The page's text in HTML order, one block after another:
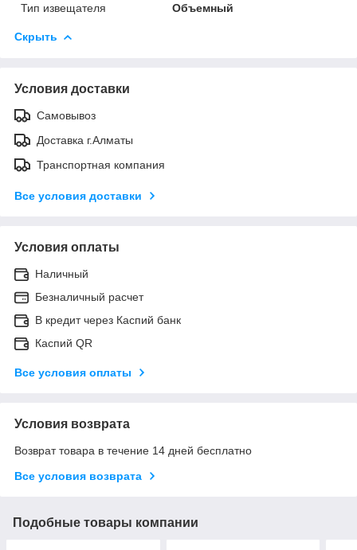
Тип извещателя
Объемный
Скрыть
Условия доставки
Самовывоз
Доставка г.Алматы
Транспортная компания
Все условия доставки
Условия оплаты
Наличный
Безналичный расчет
В кредит через Каспий банк
Каспий QR
Все условия оплаты
Условия возврата
Возврат товара в течение 14 дней бесплатно
Все условия возврата
Подобные товары компании